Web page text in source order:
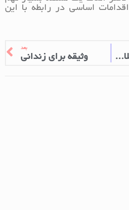
اساسی در رابطه با این
وکیل ابطال سند اصلاحات ارضی
بعد
وثیقه برای زندانی